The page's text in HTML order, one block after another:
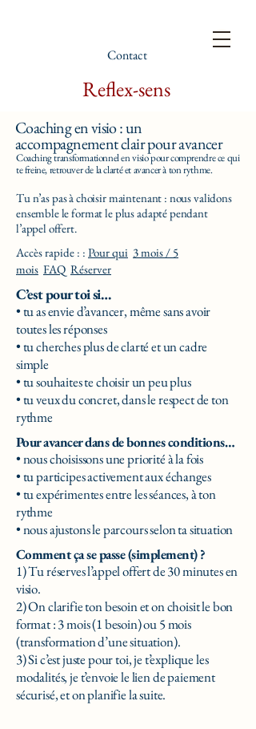
Contact
Reflex-sens
Coaching en visio : un
accompagnement clair pour avancer
Coaching transformationnel en visio pour comprendre ce qui
te freine, retrouver de la clarté et avancer à ton rythme.
Tu n’as pas à choisir maintenant : nous validons
ensemble le format le plus adapté pendant
l’appel offert.
Accès rapide : : Pour qui 3 mois / 5
mois FAQ Réserver
C’est pour toi si…
• tu as envie d’avancer, même sans avoir
toutes les réponses
• tu cherches plus de clarté et un cadre
simple
• tu souhaites te choisir un peu plus
• tu veux du concret, dans le respect de ton
rythme
Pour avancer dans de bonnes conditions…
• nous choisissons une priorité à la fois
• tu participes activement aux échanges
• tu expérimentes entre les séances, à ton
rythme
• nous ajustons le parcours selon ta situation
Comment ça se passe (simplement) ?
1) Tu réserves l’appel offert de 30 minutes en
visio.
2) On clarifie ton besoin et on choisit le bon
format : 3 mois (1 besoin) ou 5 mois
(transformation d’une situation).
3) Si c’est juste pour toi, je t’explique les
modalités, je t’envoie le lien de paiement
sécurisé, et on planifie la suite.